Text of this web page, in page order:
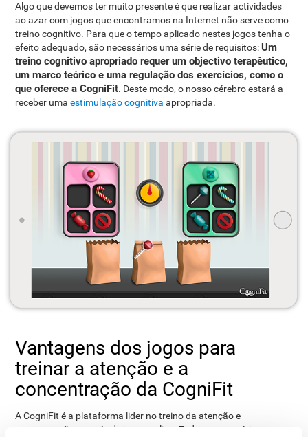
Algo que devemos ter muito presente é que realizar actividades
ao azar com jogos que encontramos na Internet não serve como
treino cognitivo. Para que o tempo aplicado nestes jogos tenha o
efeito adequado, são necessários uma série de requisitos:Um
treino cognitivo apropriado requer um objectivo terapêutico,
um marco teórico e uma regulação dos exercícios, como o
que oferece a CogniFit. Deste modo, o nosso cérebro estará a
receber umaestimulação cognitiva apropriada.
Vantagens dos jogos para
treinar a atenção e a
concentração da CogniFit
A CogniFit é a plataforma lider no treino da atenção e
concentração através de jogos online. Todos os exercícios e